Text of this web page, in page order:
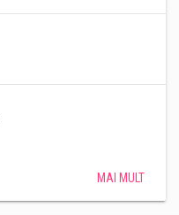
MAI MULT